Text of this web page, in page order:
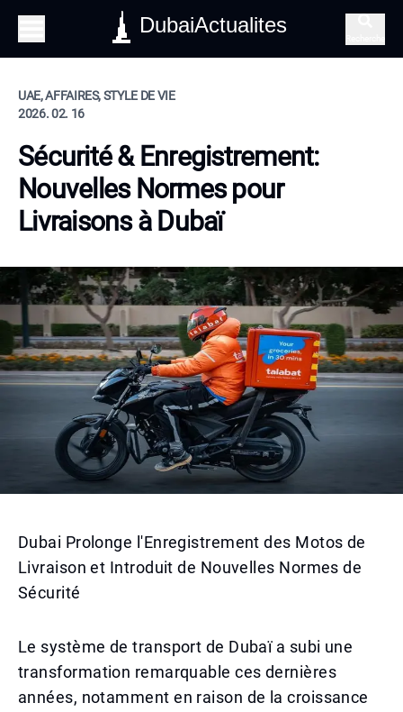
DubaiActualites
UAE, AFFAIRES, STYLE DE VIE
2026. 02. 16
Sécurité & Enregistrement:
Nouvelles Normes pour
Livraisons à Dubaï
Dubai Prolonge l'Enregistrement des Motos de
Livraison et Introduit de Nouvelles Normes de
Sécurité
Le système de transport de Dubaï a subi une
transformation remarquable ces dernières
années, notamment en raison de la croissance